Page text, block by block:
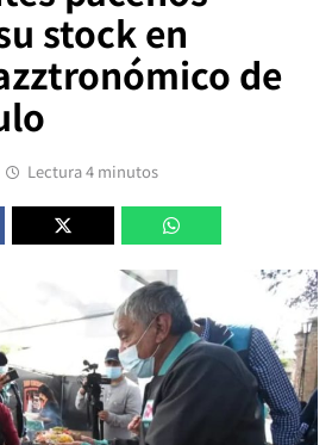
stock en
de
Lectura 4 minutos